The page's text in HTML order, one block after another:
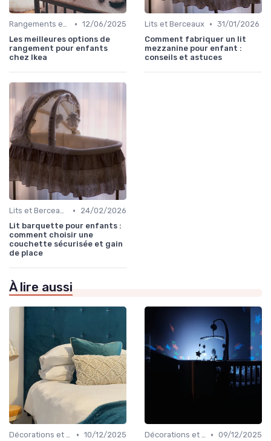
Rangements et Étagères • 12/06/2025
Les meilleures options de
rangement pour enfants
chez Ikea
Lits et Berceaux • 31/01/2026
Comment fabriquer un lit
mezzanine pour enfant :
conseils et astuces
Lits et Berceaux •
24/02/2026
Lit barquette pour enfants :
comment choisir une
couchette sécurisée et gain
de place
À lire aussi
Décorations et Accessoires de Chambre • 10/12/2025
Décorations et Accessoires de Chambre • 09/12/2025